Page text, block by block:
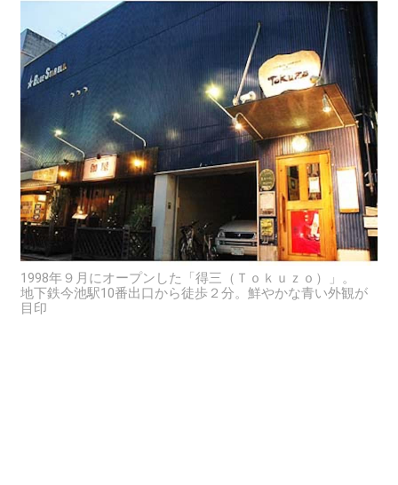
1998年９月にオープンした「得三（Ｔｏｋｕｚｏ）」。
地下鉄今池駅10番出口から徒歩２分。鮮やかな青い外観が
目印